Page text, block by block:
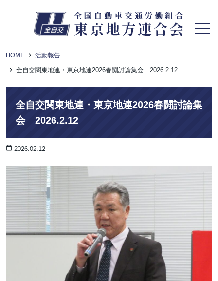
メニュー
HOME
活動報告
全自交関東地連・東京地連2026春闘討論集会 2026.2.12
全自交関東地連・東京地連2026春闘討論集
会 2026.2.12
calendar_today 2026.02.12